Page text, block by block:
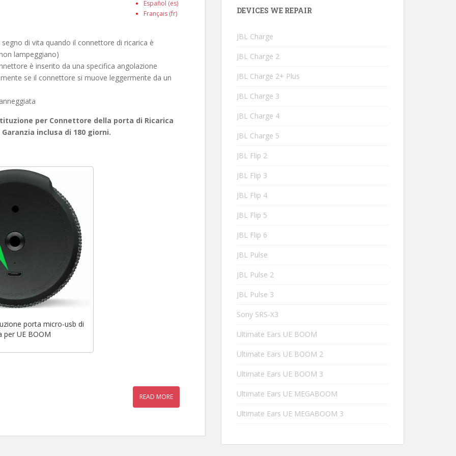
Español (es)
Français (fr)
di vita quando il connettore di ricarica è
lampeggiano)
è inserito da una specifica angolazione
se il connettore si muove leggermente da un
per Connettore della porta di Ricarica
inclusa di 180 giorni.
porta micro-usb di
per UE BOOM
READ MORE
DEVICES WE REPAIR
JBL Charge
JBL Charge 2
JBL Charge 2+ Plus
JBL Charge 3
JBL Charge 4
JBL Charge 5
JBL Flip 2
JBL Flip 3
JBL Flip 4
JBL Flip 5
JBL Flip 6
JBL Pulse
JBL Pulse 2
JBL Pulse 3
Sony SRS-X3
Ultimate Ears UE BOOM
Ultimate Ears UE BOOM 2
Ultimate Ears UE BOOM 3
Ultimate Ears UE MEGABOOM
Ultimate Ears UE MEGABOOM 3